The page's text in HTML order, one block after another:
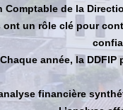
Comptable de la
ont un rôle clé pour
Chaque année, la
financière